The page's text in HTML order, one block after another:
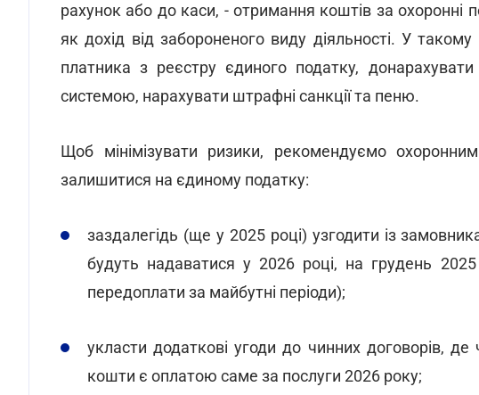
рахунок або до каси, - отримання коштів за охоронні
як дохід від забороненого виду діяльності. У
платника з реєстру єдиного податку,
системою, нарахувати штрафні санкції та пеню.
Щоб мінімізувати ризики, рекомендуємо
залишитися на єдиному податку:
заздалегідь (ще у 2025 році) узгодити із
будуть надаватися у 2026 році, на грудень
передоплати за майбутні періоди);
укласти додаткові угоди до чинних договорів,
кошти є оплатою саме за послуги 2026 року;